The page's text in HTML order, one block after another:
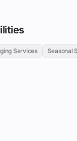
Services Seasonal